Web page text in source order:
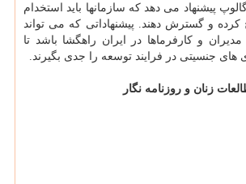
پیشنهاد می دهد كه سازمانها باید استخدام
كرده و گسترش دهند. پیشنهاداتی كه می تواند
مدیران و كارفرماها در ایران راهگشا باشد تا
های جنسیتی در فرایند توسعه را جدی بگیرند.
زنان و روزنامه نگار